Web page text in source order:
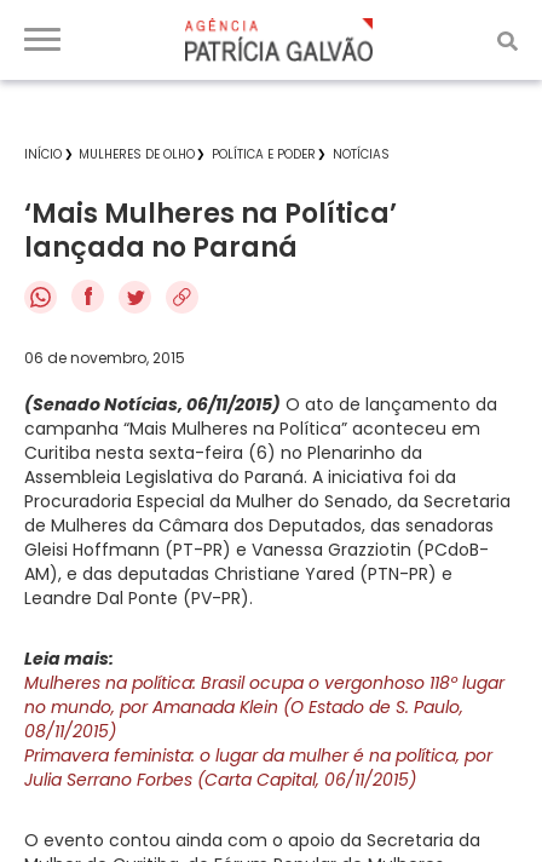
INÍCIO MULHERES DE OLHO POLÍTICA E PODER NOTÍCIAS
‘Mais Mulheres na Política’
lançada no Paraná
f
06 de novembro, 2015
(Senado Notícias, 06/11/2015) O ato de lançamento da
campanha “Mais Mulheres na Política” aconteceu em
Curitiba nesta sexta-feira (6) no Plenarinho da
Assembleia Legislativa do Paraná. A iniciativa foi da
Procuradoria Especial da Mulher do Senado, da Secretaria
de Mulheres da Câmara dos Deputados, das senadoras
Gleisi Hoffmann (PT-PR) e Vanessa Grazziotin (PCdoB-
AM), e das deputadas Christiane Yared (PTN-PR) e
Leandre Dal Ponte (PV-PR).
Leia mais:
Mulheres na política: Brasil ocupa o vergonhoso 118º lugar
no mundo, por Amanada Klein (O Estado de S. Paulo,
08/11/2015)
Primavera feminista: o lugar da mulher é na política, por
Julia Serrano Forbes (Carta Capital, 06/11/2015)
O evento contou ainda com o apoio da Secretaria da